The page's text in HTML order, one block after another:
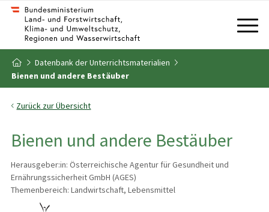
Zum Inhalt
Zum Inhaltsverzeichnis
Zur Startseite
Datenbank der Unterrichtsmaterialien
Bienen und andere Bestäuber
Zurück zur Übersicht
Bienen und andere Bestäuber
Herausgeber:in: Österreichische Agentur für Gesundheit und
Ernährungssicherheit GmbH (AGES)
Themenbereich: Landwirtschaft, Lebensmittel